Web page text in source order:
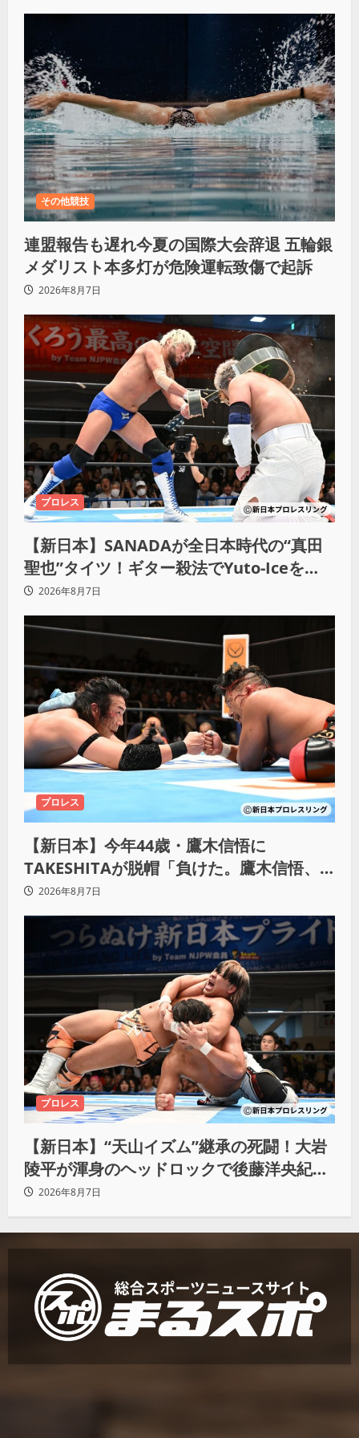
その他競技
連盟報告も遅れ今夏の国際大会辞退 五輪銀
メダリスト本多灯が危険運転致傷で起訴
2026年8月7日
プロレス
【新日本】SANADAが全日本時代の“真田
聖也”タイツ！ギター殺法でYuto-Iceを
KO「俺と闘う時は考えろ。感じるな」
2026年8月7日
プロレス
【新日本】今年44歳・鷹木信悟に
TAKESHITAが脱帽「負けた。鷹木信悟、
強いわ！」
2026年8月7日
プロレス
【新日本】“天山イズム”継承の死闘！大岩
陵平が渾身のヘッドロックで後藤洋央紀か
らタップ奪取 執念の「リベンジ＆4勝目」
2026年8月7日